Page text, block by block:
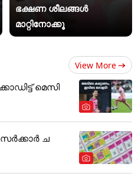
ഭക്ഷണ ശീലങ്ങൾ
മാറ്റിനോക്കൂ
View More
​മെസി
ച